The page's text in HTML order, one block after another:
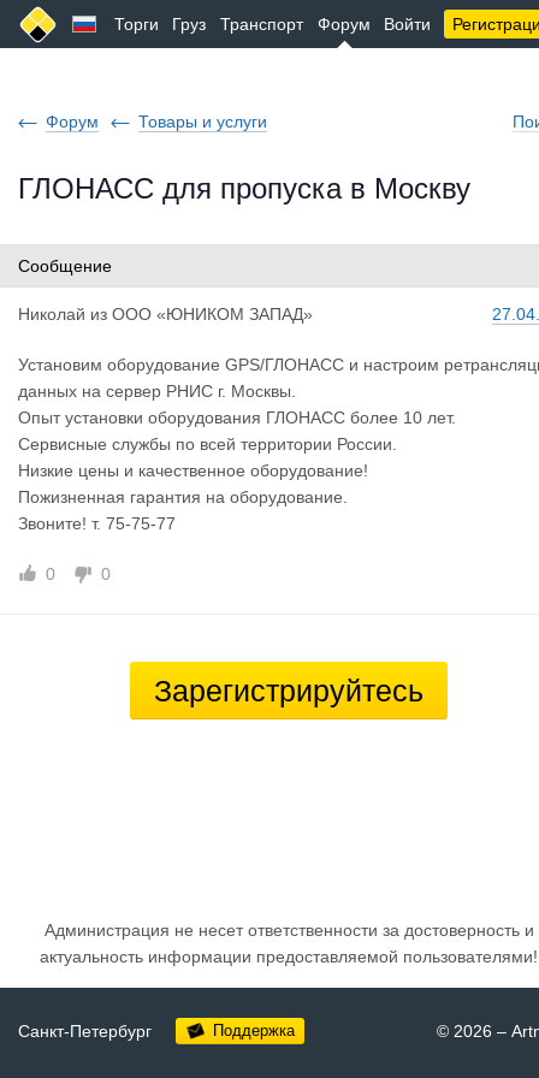
Торги Груз Транспорт Форум Войти
Форум Товары и услуги
ГЛОНАСС для пропуска в Москву
Сообщение
Николай из ООО «ЮНИКОМ ЗАПАД»
Установим оборудование GPS/ГЛОНАСС и настроим
данных на сервер РНИС г. Москвы.
Опыт установки оборудования ГЛОНАСС более 10 лет.
Сервисные службы по всей территории России.
Низкие цены и качественное оборудование!
Пожизненная гарантия на оборудование.
Звоните! т. 75-75-77
0 0
Зарегистрируйтесь
Администрация не несет ответственности за достоверность и
актуальность информации предоставляемой пользователями!
Санкт-Петербург Поддержка © 2026 –